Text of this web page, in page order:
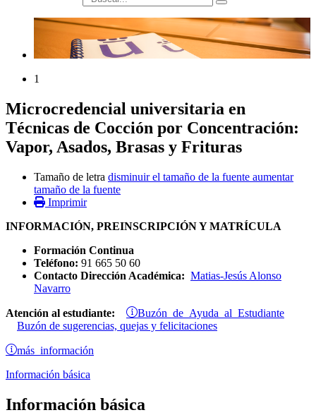
1
Microcredencial universitaria en
Técnicas de Cocción por Concentración:
Vapor, Asados, Brasas y Frituras
Tamaño de letra disminuir el tamaño de la fuente aumentar
tamaño de la fuente
Imprimir
INFORMACIÓN, PREINSCRIPCIÓN Y MATRÍCULA
Formación Continua
Teléfono: 91 665 50 60
Contacto Dirección Académica: Matias-Jesús Alonso
Navarro
Atención al estudiante: Buzón de Ayuda al Estudiante
Buzón de sugerencias, quejas y felicitaciones
más información
Información básica
Información básica